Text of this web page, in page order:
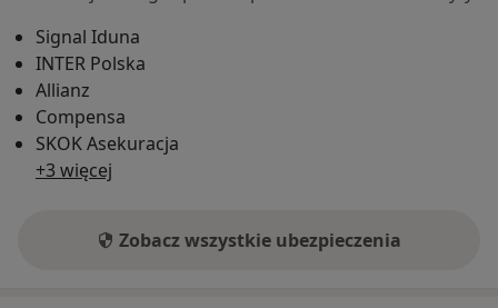
Signal Iduna
INTER Polska
Allianz
Compensa
SKOK Asekuracja
+3 więcej
Zobacz wszystkie ubezpieczenia